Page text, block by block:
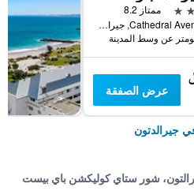
ممتاز 8.2
25 Cathedral Avenue, جيرالدتون, WA, أستراليا
عرض الصفقة
جيرالدتون
شور ستاي كوليكشن باي بيست